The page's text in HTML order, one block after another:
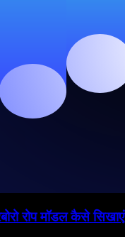
रोप मॉडल कैसे सिखाएं